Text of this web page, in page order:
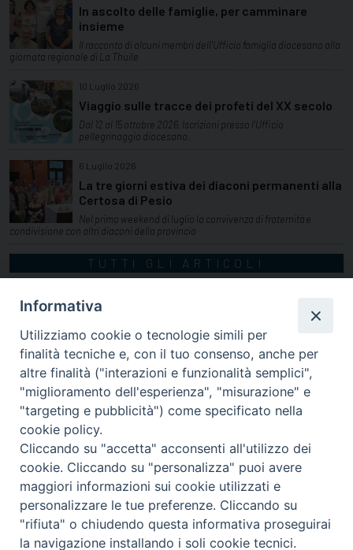
In ascolto delle famiglie, per camminare
insieme
Il racconto di alcuni membri dell'Ufficio famiglia diocesano alla
giornata regionale di La Thuile
10 Luglio 2026
Viaggio sulle tracce dei profeti del XX secolo
Dal 12 al 15 ottobre 2026. Iscrizioni presso l'Ufficio
pellegrinaggio diocesano.
6 Luglio 2026
La tre giorni estiva dei diaconi permanenti alla
Certosa di Pesio
Nel primo weekend di luglio la convivenza di fraternità e
condivisione con altri diaconi della provincia
TUTTI GLI ARTICOLI
via Amedeo Rossi, 28 - 12100 Cuneo
segreteriagenerale@diocesicuneofossano.it
c.f. 96017380047
Informativa
Utilizziamo cookie o tecnologie simili per
finalità tecniche e, con il tuo consenso, anche per
altre finalità ("interazioni e funzionalità semplici",
"miglioramento dell'esperienza", "misurazione" e
"targeting e pubblicità") come specificato nella
cookie policy.
Cliccando su "accetta" acconsenti all'utilizzo dei
cookie. Cliccando su "personalizza" puoi avere
maggiori informazioni sui cookie utilizzati e
personalizzare le tue preferenze. Cliccando su
"rifiuta" o chiudendo questa informativa proseguirai
la navigazione installando i soli cookie tecnici.